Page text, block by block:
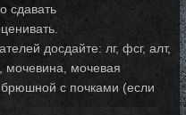
сдавать
досдайте: лг, фсг, алт,
мочевина, мочевая
с почками (если